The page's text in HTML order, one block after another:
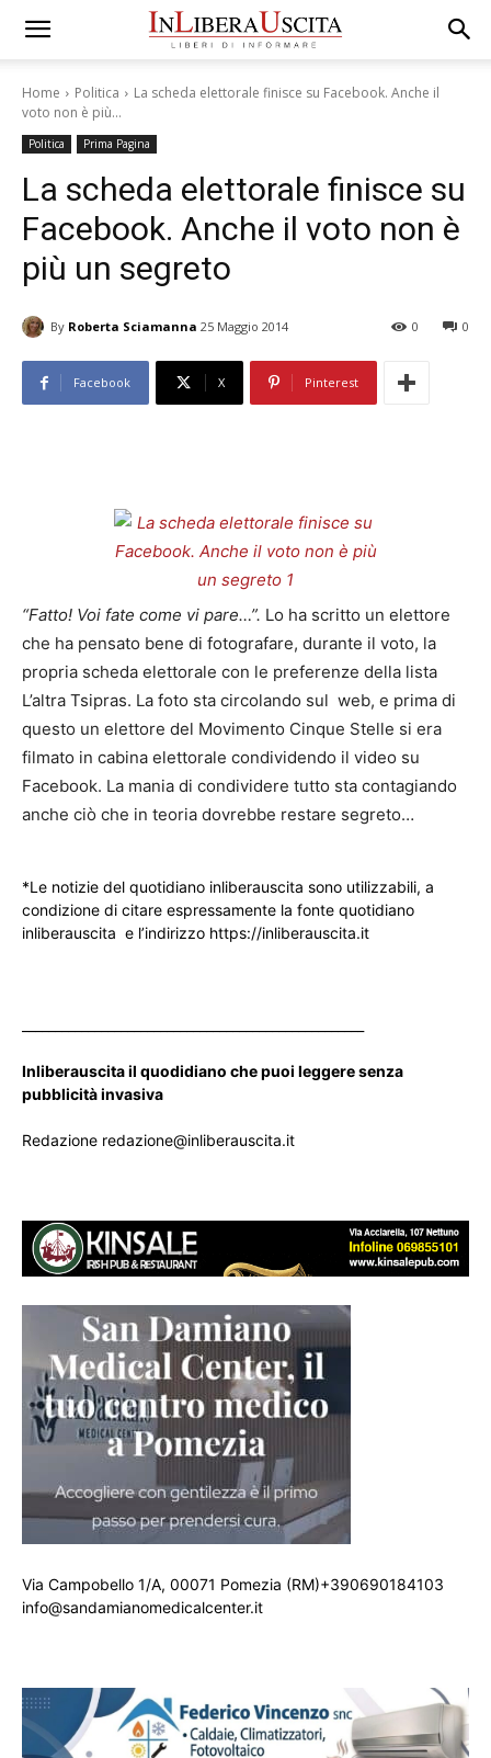
Home Politica
La scheda elettorale finisce su Facebook. Anche il
voto non è più...
Politica Prima Pagina
La scheda elettorale finisce su
Facebook. Anche il voto non è
più un segreto
By Roberta Sciamanna 25 Maggio 2014 0
0
Facebook X Pinterest
“Fatto! Voi fate come vi pare…”. Lo ha scritto un elettore
che ha pensato bene di fotografare, durante il voto, la
propria scheda elettorale con le preferenze della lista
L’altra Tsipras. La foto sta circolando sul web, e prima di
questo un elettore del Movimento Cinque Stelle si era
filmato in cabina elettorale condividendo il video su
Facebook. La mania di condividere tutto sta contagiando
anche ciò che in teoria dovrebbe restare segreto…
*Le notizie del quotidiano inliberauscita sono utilizzabili, a
condizione di citare espressamente la fonte quotidiano
inliberauscita e l’indirizzo https://inliberauscita.it
Inliberauscita il quodidiano che puoi leggere senza
pubblicità invasiva
Redazione redazione@inliberauscita.it
Via Campobello 1/A, 00071 Pomezia (RM)+390690184103
info@sandamianomedicalcenter.it